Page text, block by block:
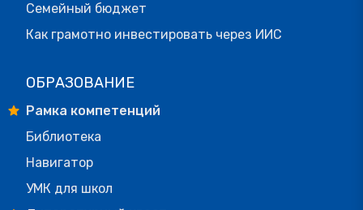
Семейный бюджет
Как грамотно инвестировать через ИИС
ОБРАЗОВАНИЕ
Рамка компетенций
Библиотека
Навигатор
УМК для школ